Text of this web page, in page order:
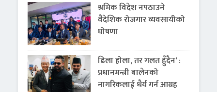
श्रमिक विदेश नपठाउने
वैदेशिक रोजगार व्यवसायीको
घोषणा
ढिला होला, तर गलत हुँदैन’ :
प्रधानमन्त्री बालेनको
नागरिकलाई धैर्य गर्न आग्रह